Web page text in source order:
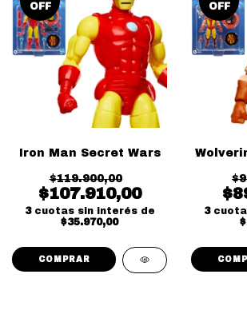
OFF
Iron Man Secret Wars
$119.900,00
$107.910,00
3 cuotas sin interés de
$35.970,00
OFF
3